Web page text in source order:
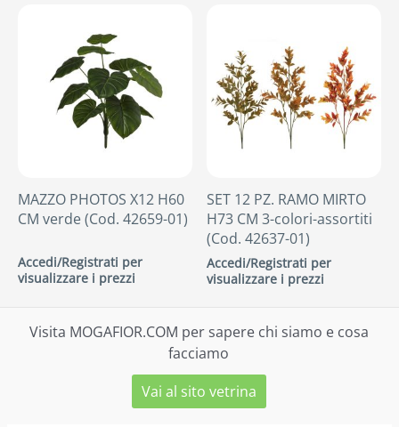
SET 12 PZ. RAMO MIRTO
H73 CM 3-colori-assortiti
(Cod. 42637-01)
Accedi/Registrati per
visualizzare i prezzi
MAZZO PHOTOS X12 H60
CM verde (Cod. 42659-01)
Accedi/Registrati per
visualizzare i prezzi
Visita MOGAFIOR.COM per sapere chi siamo e cosa
facciamo
Vai al sito vetrina